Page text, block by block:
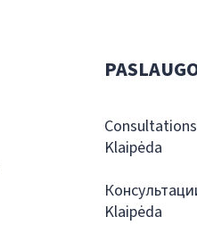
Klaipėda
Klaipėda